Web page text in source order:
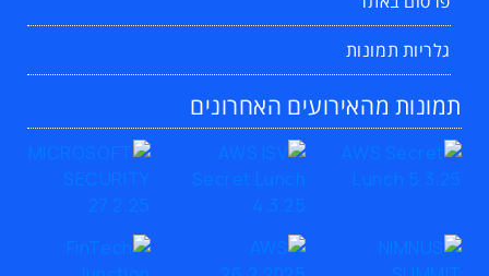
גלריות תמונות
תמונות מהאירועים האחרונים